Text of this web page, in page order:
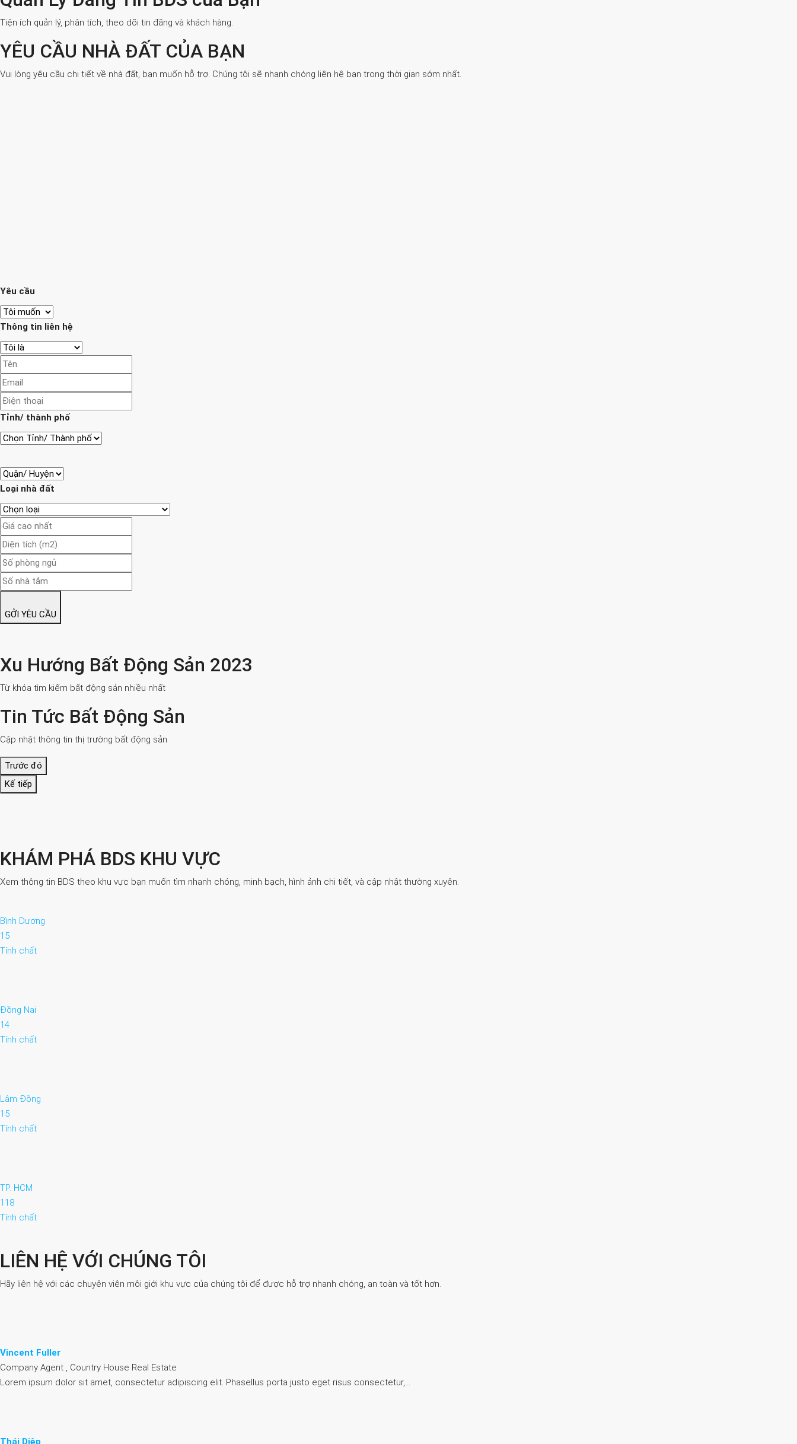
Tiện ích quản lý, phân tích, theo dõi tin đăng và khách hàng.
YÊU CẦU NHÀ ĐẤT CỦA BẠN
Vui lòng yêu cầu chi tiết về nhà đất, bạn muốn hỗ trợ. Chúng tôi sẽ nhanh chóng liên hệ bạn trong thời gian sớm nhất.
Yêu cầu
Thông tin liên hệ
Tỉnh/ thành phố
Loại nhà đất
GỞI YÊU CẦU
Xu Hướng Bất Động Sản 2023
Từ khóa tìm kiếm bất động sản nhiều nhất
Tin Tức Bất Động Sản
Cập nhật thông tin thị trường bất động sản
Trước đó
Kế tiếp
KHÁM PHÁ BDS KHU VỰC
Xem thông tin BDS theo khu vực bạn muốn tìm nhanh chóng, minh bạch, hình ảnh chi tiết, và cập nhật thường xuyên.
Bình Dương
15
Tính chất
Đồng Nai
14
Tính chất
Lâm Đồng
15
Tính chất
TP. HCM
118
Tính chất
LIÊN HỆ VỚI CHÚNG TÔI
Hãy liên hệ với các chuyên viên môi giới khu vực của chúng tôi để được hỗ trợ nhanh chóng, an toàn và tốt hơn.
Vincent Fuller
Company Agent , Country House Real Estate
Lorem ipsum dolor sit amet, consectetur adipiscing elit. Phasellus porta justo eget risus consectetur,…
Thái Diệp